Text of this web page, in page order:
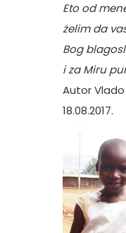
Eto od
żelim da
Bog
i za Miru
Autor
18.08.2017.